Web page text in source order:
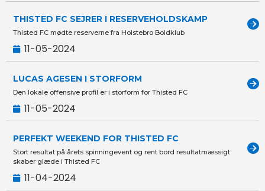
THISTED FC SEJRER I RESERVEHOLDSKAMP
Thisted FC mødte reserverne fra Holstebro Boldklub
11-05-2024
LUCAS AGESEN I STORFORM
Den lokale offensive profil er i storform for Thisted FC
11-05-2024
PERFEKT WEEKEND FOR THISTED FC
Stort resultat på årets spinningevent og rent bord resultatmæssigt
skaber glæde i Thisted FC
11-04-2024